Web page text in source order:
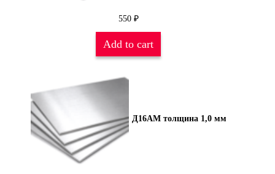
550 ₽
Add to cart
Д16АМ толщина 1,0 мм